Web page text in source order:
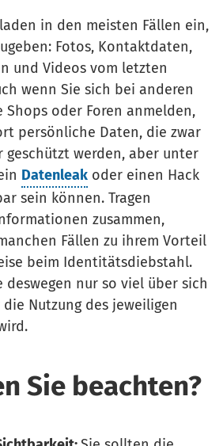
in den meisten Fällen ein,
Fotos, Kontaktdaten,
und Videos vom letzten
wenn Sie sich bei anderen
oder Foren anmelden,
persönliche Daten, die zwar
geschützt werden, aber unter
Datenleak oder einen Hack
sein können. Tragen
zusammen,
Fällen zu ihrem Vorteil
beim Identitätsdiebstahl.
deswegen nur so viel über sich
Nutzung des jeweiligen
Sie beachten?